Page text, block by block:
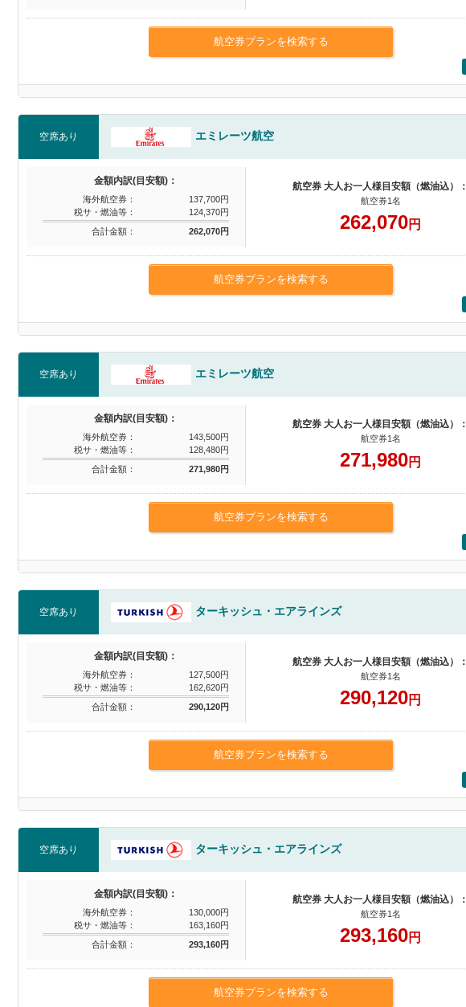
航空券プランを検索する
空席あり エミレーツ航空
金額内訳(目安額)：
海外航空券：
137,700円
税サ・燃油等：
124,370円
合計金額：
262,070円
航空券 大人お一人様目安額（燃油込）：
航空券1名
262,070円
航空券プランを検索する
空席あり エミレーツ航空
金額内訳(目安額)：
海外航空券：
143,500円
税サ・燃油等：
128,480円
合計金額：
271,980円
航空券 大人お一人様目安額（燃油込）：
航空券1名
271,980円
航空券プランを検索する
空席あり ターキッシュ・エアラインズ
金額内訳(目安額)：
海外航空券：
127,500円
税サ・燃油等：
162,620円
合計金額：
290,120円
航空券 大人お一人様目安額（燃油込）：
航空券1名
290,120円
航空券プランを検索する
空席あり ターキッシュ・エアラインズ
金額内訳(目安額)：
海外航空券：
130,000円
税サ・燃油等：
163,160円
合計金額：
293,160円
航空券 大人お一人様目安額（燃油込）：
航空券1名
293,160円
航空券プランを検索する